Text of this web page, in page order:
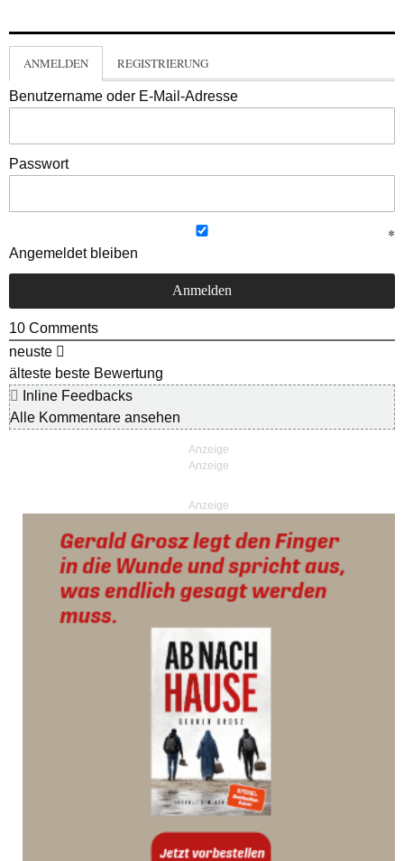
ANMELDEN REGISTRIERUNG
Benutzername oder E-Mail-Adresse
Passwort
Angemeldet bleiben
10 Comments
neuste
älteste beste Bewertung
Inline Feedbacks
Alle Kommentare ansehen
Anzeige